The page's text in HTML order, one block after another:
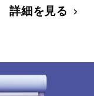
詳細を見る